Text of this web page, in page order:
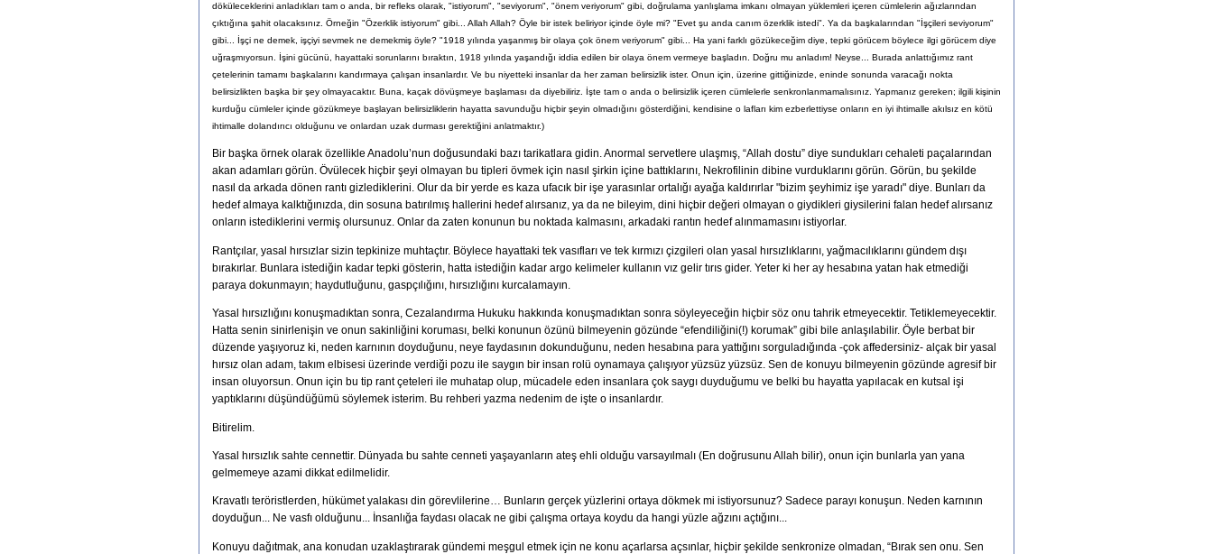
döküleceklerini anladıkları tam o anda, bir refleks olarak, "istiyorum", "seviyorum", "önem veriyorum" gibi, doğrulama yanlışlama imkanı olmayan yüklemleri içeren cümlelerin ağızlarından
çıktığına şahit olacaksınız. Örneğin "Özerklik istiyorum" gibi... Allah Allah? Öyle bir istek beliriyor içinde öyle mi? "Evet şu anda canım özerklik istedi". Ya da başkalarından "İşçileri seviyorum"
gibi... İşçi ne demek, işçiyi sevmek ne demekmiş öyle? "1918 yılında yaşanmış bir olaya çok önem veriyorum" gibi... Ha yani farklı gözükeceğim diye, tepki görücem böylece ilgi görücem diye
uğraşmıyorsun. İşini gücünü, hayattaki sorunlarını bıraktın, 1918 yılında yaşandığı iddia edilen bir olaya önem vermeye başladın. Doğru mu anladım! Neyse... Burada anlattığımız rant
çetelerinin tamamı başkalarını kandırmaya çalışan insanlardır. Ve bu niyetteki insanlar da her zaman belirsizlik ister. Onun için, üzerine gittiğinizde, eninde sonunda varacağı nokta
belirsizlikten başka bir şey olmayacaktır. Buna, kaçak dövüşmeye başlaması da diyebiliriz. İşte tam o anda o belirsizlik içeren cümlelerle senkronlanmamalısınız. Yapmanız gereken; ilgili kişinin
kurduğu cümleler içinde gözükmeye başlayan belirsizliklerin hayatta savunduğu hiçbir şeyin olmadığını gösterdiğini, kendisine o lafları kim ezberlettiyse onların en iyi ihtimalle akılsız en kötü
ihtimalle dolandırıcı olduğunu ve onlardan uzak durması gerektiğini anlatmaktır.)
Bir başka örnek olarak özellikle Anadolu’nun doğusundaki bazı tarikatlara gidin. Anormal servetlere ulaşmış, “Allah dostu” diye sundukları cehaleti paçalarından
akan adamları görün. Övülecek hiçbir şeyi olmayan bu tipleri övmek için nasıl şirkin içine battıklarını, Nekrofilinin dibine vurduklarını görün. Görün, bu şekilde
nasıl da arkada dönen rantı gizlediklerini. Olur da bir yerde es kaza ufacık bir işe yarasınlar ortalığı ayağa kaldırırlar "bizim şeyhimiz işe yaradı" diye. Bunları da
hedef almaya kalktığınızda, din sosuna batırılmış hallerini hedef alırsanız, ya da ne bileyim, dini hiçbir değeri olmayan o giydikleri giysilerini falan hedef alırsanız
onların istediklerini vermiş olursunuz. Onlar da zaten konunun bu noktada kalmasını, arkadaki rantın hedef alınmamasını istiyorlar.
Rantçılar, yasal hırsızlar sizin tepkinize muhtaçtır. Böylece hayattaki tek vasıfları ve tek kırmızı çizgileri olan yasal hırsızlıklarını, yağmacılıklarını gündem dışı
bırakırlar. Bunlara istediğin kadar tepki gösterin, hatta istediğin kadar argo kelimeler kullanın vız gelir tırıs gider. Yeter ki her ay hesabına yatan hak etmediği
paraya dokunmayın; haydutluğunu, gaspçılığını, hırsızlığını kurcalamayın.
Yasal hırsızlığını konuşmadıktan sonra, Cezalandırma Hukuku hakkında konuşmadıktan sonra söyleyeceğin hiçbir söz onu tahrik etmeyecektir. Tetiklemeyecektir.
Hatta senin sinirlenişin ve onun sakinliğini koruması, belki konunun özünü bilmeyenin gözünde “efendiliğini(!) korumak” gibi bile anlaşılabilir. Öyle berbat bir
düzende yaşıyoruz ki, neden karnının doyduğunu, neye faydasının dokunduğunu, neden hesabına para yattığını sorguladığında -çok affedersiniz- alçak bir yasal
hırsız olan adam, takım elbisesi üzerinde verdiği pozu ile saygın bir insan rolü oynamaya çalışıyor yüzsüz yüzsüz. Sen de konuyu bilmeyenin gözünde agresif bir
insan oluyorsun. Onun için bu tip rant çeteleri ile muhatap olup, mücadele eden insanlara çok saygı duyduğumu ve belki bu hayatta yapılacak en kutsal işi
yaptıklarını düşündüğümü söylemek isterim. Bu rehberi yazma nedenim de işte o insanlardır.
Bitirelim.
Yasal hırsızlık sahte cennettir. Dünyada bu sahte cenneti yaşayanların ateş ehli olduğu varsayılmalı (En doğrusunu Allah bilir), onun için bunlarla yan yana
gelmemeye azami dikkat edilmelidir.
Kravatlı teröristlerden, hükümet yalakası din görevlilerine… Bunların gerçek yüzlerini ortaya dökmek mi istiyorsunuz? Sadece parayı konuşun. Neden karnının
doyduğun... Ne vasfı olduğunu... İnsanlığa faydası olacak ne gibi çalışma ortaya koydu da hangi yüzle ağzını açtığını...
Konuyu dağıtmak, ana konudan uzaklaştırarak gündemi meşgul etmek için ne konu açarlarsa açsınlar, hiçbir şekilde senkronize olmadan, “Bırak sen onu. Sen